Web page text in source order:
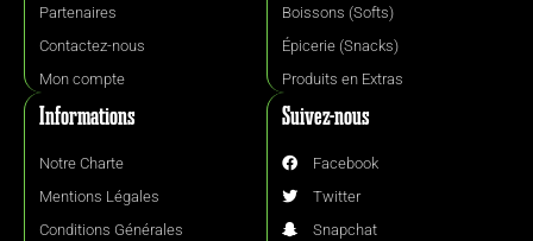
Partenaires
Contactez-nous
Mon compte
Boissons (Softs)
Épicerie (Snacks)
Produits en Extras
Informations
Notre Charte
Mentions Légales
Conditions Générales
Suivez-nous
Facebook
Twitter
Snapchat